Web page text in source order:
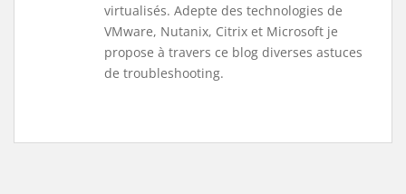
virtualisés. Adepte des technologies de
VMware, Nutanix, Citrix et Microsoft je
propose à travers ce blog diverses astuces
de troubleshooting.